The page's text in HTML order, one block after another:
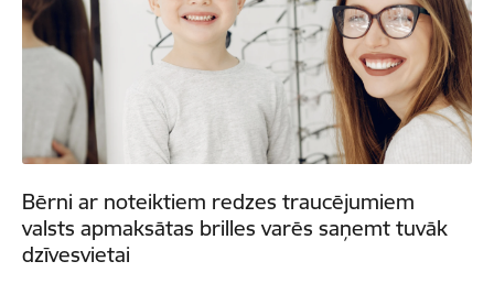
Bērni ar noteiktiem redzes traucējumiem
valsts apmaksātas brilles varēs saņemt tuvāk
dzīvesvietai